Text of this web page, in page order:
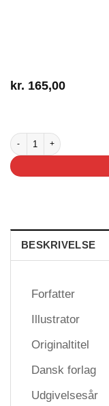
kr. 165,00
Sengen på floden antal
BESKRIVELSE
Forfatter
Illustrator
Originaltitel
Dansk forlag
Udgivelsesår